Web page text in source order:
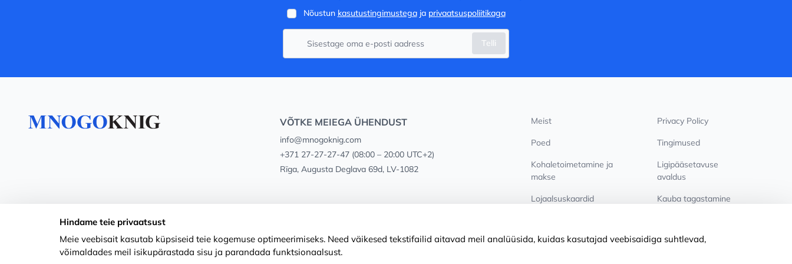
Nõustun kasutustingimustegaja privaatsuspoliitikaga
Telli
VÕTKE MEIEGA ÜHENDUST
info@mnogoknig.com
+371 27-27-27-47(08:00 – 20:00 UTC+2)
Rīga, Augusta Deglava 69d, LV-1082
Meist
Poed
Kohaletoimetamine ja
makse
Lojaalsuskaardid
Privacy Policy
Tingimused
Ligipääsetavuse
avaldus
Kauba tagastamine
Hindame teie privaatsust
Meie veebisait kasutab küpsiseid teie kogemuse optimeerimiseks. Need väikesed tekstifailid aitavad meil analüüsida, kuidas kasutajad veebisaidiga suhtlevad,
võimaldades meil isikupärastada sisu ja parandada funktsionaalsust.